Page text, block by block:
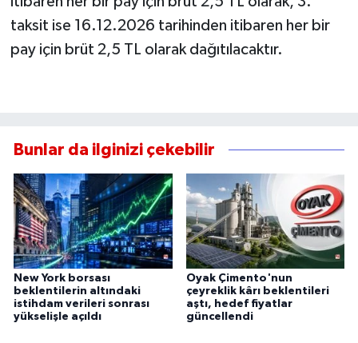
taksit ise 16.12.2026 tarihinden itibaren her bir
pay için brüt 2,5 TL olarak dağıtılacaktır.
Bunlar da ilginizi çekebilir
New York borsası
beklentilerin altındaki
istihdam verileri sonrası
yükselişle açıldı
Oyak Çimento'nun
çeyreklik kârı beklentileri
aştı, hedef fiyatlar
güncellendi